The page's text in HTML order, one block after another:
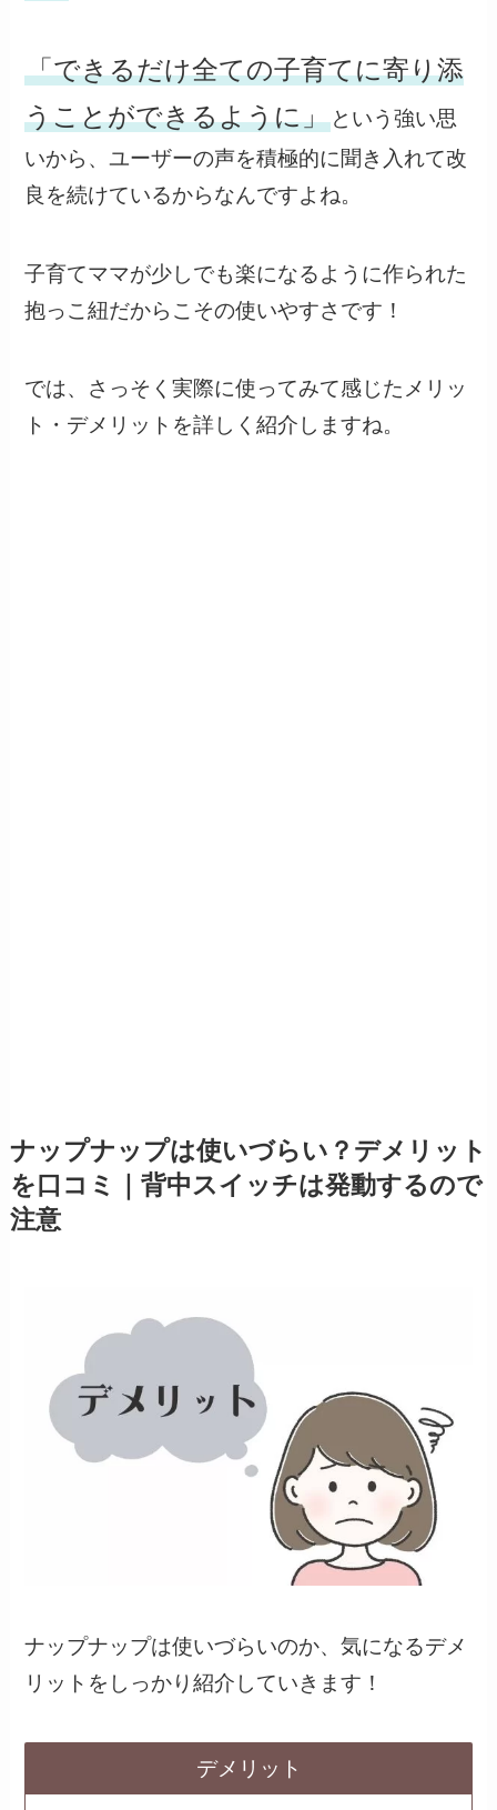
「できるだけ全ての子育てに寄り添
うことができるように」 という強い思
いから、ユーザーの声を積極的に聞き入れて改
良を続けているからなんですよね。
子育てママが少しでも楽になるように作られた
抱っこ紐だからこその使いやすさです！
では、さっそく実際に使ってみて感じたメリッ
ト・デメリットを詳しく紹介しますね。
ナップナップは使いづらい？デメリット
を口コミ｜背中スイッチは発動するので
注意
ナップナップは使いづらいのか、気になるデメ
リットをしっかり紹介していきます！
デメリット